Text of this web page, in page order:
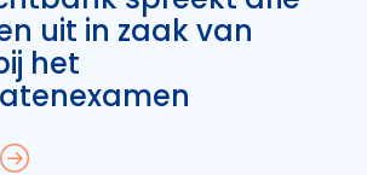
uit in zaak van
het